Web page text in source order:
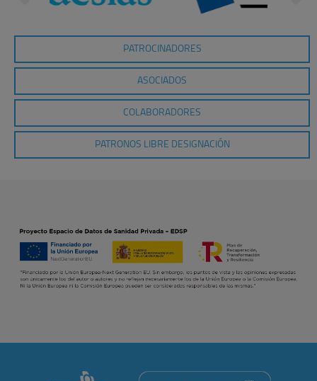
PATROCINADORES
ASOCIADOS
COLABORADORES
PATRONOS LIBRE DESIGNACIÓN